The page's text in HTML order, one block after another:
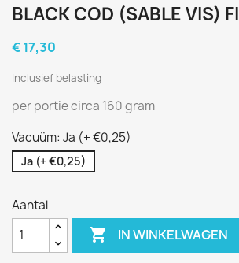
BLACK COD (SABLE VIS)
€ 17,30
Inclusief belasting
per portie circa 160 gram
Vacuüm: Ja (+ €0,25)
Ja (+ €0,25)
Aantal
 IN WINKELWAGEN